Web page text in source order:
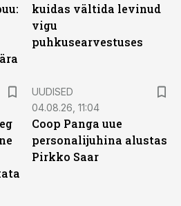
kuidas vältida levinud
vigu
puhkusearvestuses
UUDISED
04.08.26, 11:04
Coop Panga uue
personalijuhina alustas
Pirkko Saar